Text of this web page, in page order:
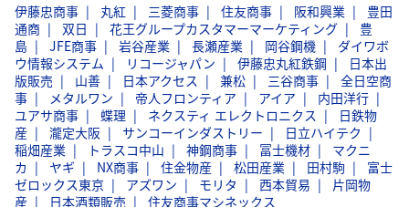
伊藤忠商事 丸紅 三菱商事 住友商事 阪和興業
豊田
通商
双日 花王グループカスタマーマーケティング
豊
島
JFE商事 岩谷産業 長瀬産業 岡谷鋼機
ダイワボ
ウ情報システム
リコージャパン 伊藤忠丸紅鉄鋼
日本出
版販売
山善 日本アクセス 兼松 三谷商事
全日空商
事
メタルワン 帝人フロンティア アイア
内田洋行
ユアサ商事
蝶理 ネクスティ エレクトロニクス
日鉄物
産
瀧定大阪 サンコーインダストリー
日立ハイテク
稲畑産業
トラスコ中山 神鋼商事 冨士機材
マクニ
カ
ヤギ NX商事 住金物産 松田産業 田村駒
富士
ゼロックス東京
アズワン モリタ 西本貿易
片岡物
産
日本酒類販売 住友商事マシネックス